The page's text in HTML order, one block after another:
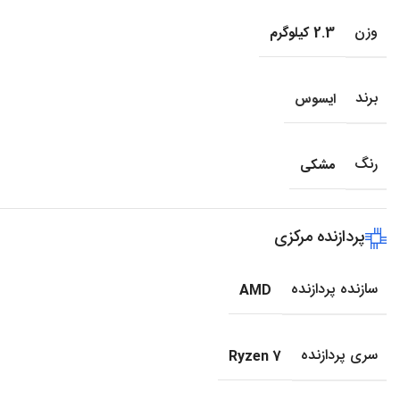
وزن 2.3 کیلوگرم
برند ایسوس
رنگ مشکی
پردازنده مرکزی
سازنده پردازنده AMD
سری پردازنده Ryzen 7